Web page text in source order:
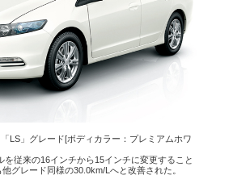
LS」グレード[ボディカラー：プレミアムホワ
を従来の16インチから15インチに変更すること
グレード同様の30.0km/Lへと改善された。